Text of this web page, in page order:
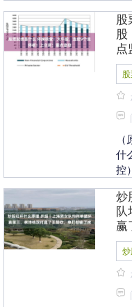
道
点
什
控
31
炒
队
赢